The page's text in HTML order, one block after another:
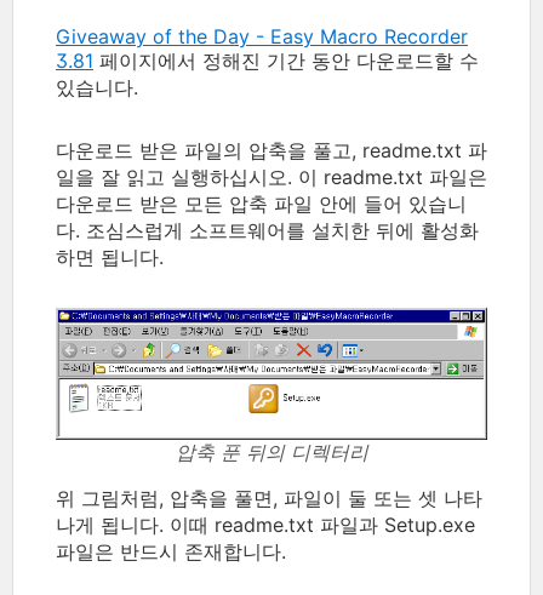
Giveaway of the Day - Easy Macro Recorder
3.81 페이지에서 정해진 기간 동안 다운로드할 수
있습니다.
다운로드 받은 파일의 압축을 풀고, readme.txt 파
일을 잘 읽고 실행하십시오. 이 readme.txt 파일은
다운로드 받은 모든 압축 파일 안에 들어 있습니
다. 조심스럽게 소프트웨어를 설치한 뒤에 활성화
하면 됩니다.
압축 푼 뒤의 디렉터리
위 그림처럼, 압축을 풀면, 파일이 둘 또는 셋 나타
나게 됩니다. 이때 readme.txt 파일과 Setup.exe
파일은 반드시 존재합니다.